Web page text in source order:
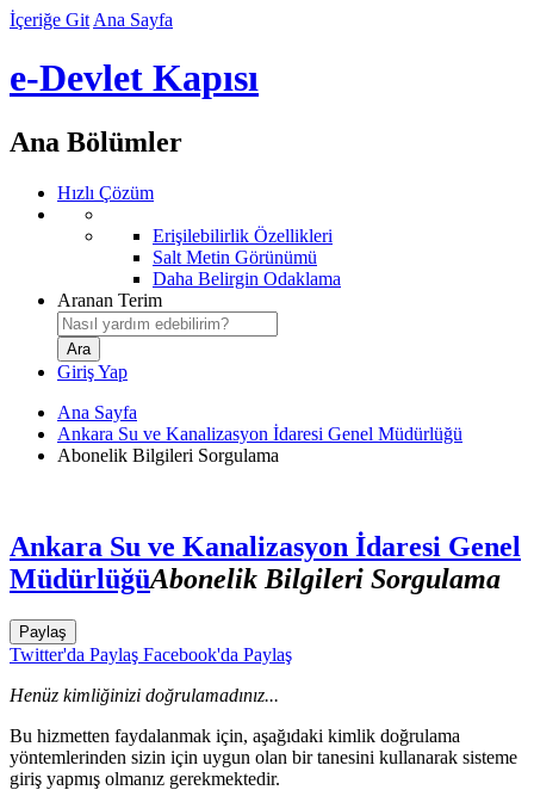
İçeriğe Git Ana Sayfa
e-Devlet Kapısı
Ana Bölümler
Hızlı Çözüm
Erişilebilirlik Özellikleri
Salt Metin Görünümü
Daha Belirgin Odaklama
Aranan Terim
Giriş Yap
Ana Sayfa
Ankara Su ve Kanalizasyon İdaresi Genel Müdürlüğü
Abonelik Bilgileri Sorgulama
Ankara Su ve Kanalizasyon İdaresi Genel
MüdürlüğüAbonelik Bilgileri Sorgulama
Paylaş
Twitter'da Paylaş Facebook'da Paylaş
Henüz kimliğinizi doğrulamadınız...
Bu hizmetten faydalanmak için, aşağıdaki kimlik doğrulama
yöntemlerinden sizin için uygun olan bir tanesini kullanarak sisteme
giriş yapmış olmanız gerekmektedir.